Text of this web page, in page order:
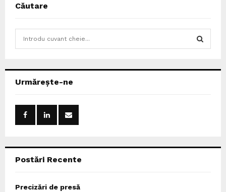
Căutare
h
Urmărește-ne
Postări Recente
Precizări de presă